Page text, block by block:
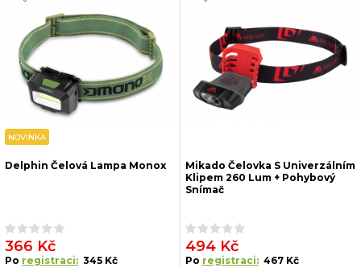
NOVINKA
Delphin Čelová Lampa Monox
366 Kč
Po registraci: 345 Kč
Mikado Čelovka S Univerzálním
Klipem 260 Lum + Pohybový
Snímač
494 Kč
Po registraci: 467 Kč